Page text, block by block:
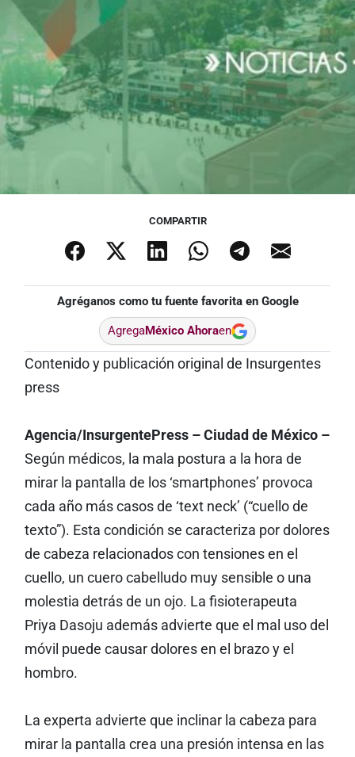
COMPARTIR
Agréganos como tu fuente favorita en Google
AgregaMéxico Ahoraen
Contenido y publicación original de Insurgentes
press
Agencia/InsurgentePress – Ciudad de México –
Según médicos, la mala postura a la hora de
mirar la pantalla de los ‘smartphones’ provoca
cada año más casos de ‘text neck’ (“cuello de
texto”). Esta condición se caracteriza por dolores
de cabeza relacionados con tensiones en el
cuello, un cuero cabelludo muy sensible o una
molestia detrás de un ojo. La fisioterapeuta
Priya Dasoju además advierte que el mal uso del
móvil puede causar dolores en el brazo y el
hombro.
La experta advierte que inclinar la cabeza para
mirar la pantalla crea una presión intensa en las